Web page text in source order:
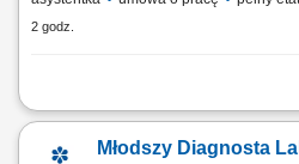
2 godz.
Opis stanowiska Prowadzenie
zatwierdzanie uzyskanych wyników
Młodszy Diagnosta